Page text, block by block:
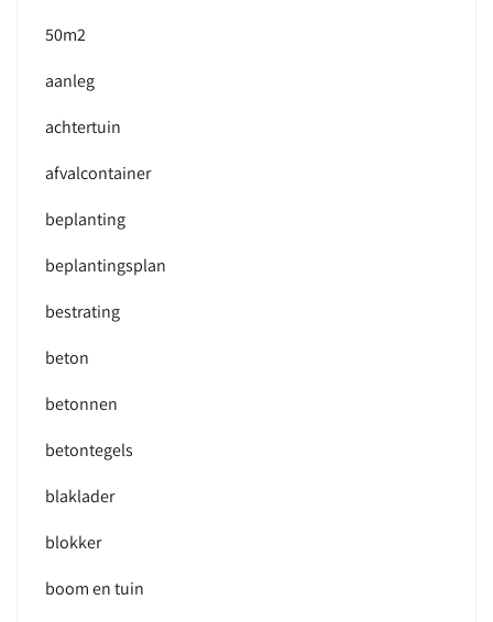
50m2
aanleg
achtertuin
afvalcontainer
beplanting
beplantingsplan
bestrating
beton
betonnen
betontegels
blaklader
blokker
boom en tuin